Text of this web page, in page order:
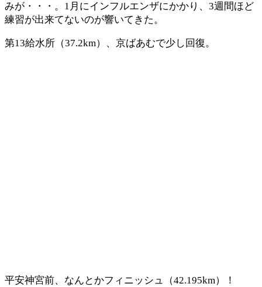
みが・・・。1月にインフルエンザにかかり、3週間ほど
練習が出来てないのが響いてきた。
第13給水所（37.2km）、京ばあむで少し回復。
平安神宮前、なんとかフィニッシュ（42.195km）！